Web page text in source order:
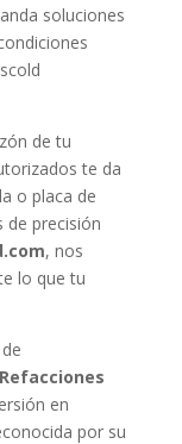
soluciones
de tu
te da
o placa de
de precisión
, nos
lo que tu
en
por su